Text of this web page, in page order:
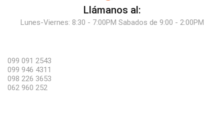
Llámanos al:
Lunes-Viernes: 8:30 - 7:00PM Sabados de 9:00 - 2:00PM
099 091 2543
099 946 4311
098 226 3653
062 960 252